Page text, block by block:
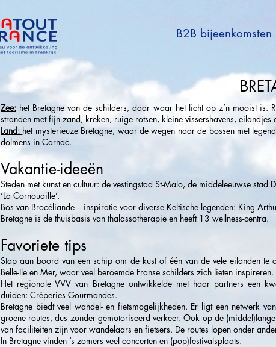
B2B bijeenkomsten
Zee: het Bretagne van de schilders, daar waar het licht op z’n mooist
stranden met fijn zand, kreken, ruige rotsen, kleine vissershavens, eilandjes
Land: het mysterieuze Bretagne, waar de wegen naar de bossen met
dolmens in Carnac.
Vakantie-ideeën
Steden met kunst en cultuur: de vestingstad St-Malo, de middeleeuwse
‘La Cornouaille’.
Bos van Brocéliande – inspiratie voor diverse Keltische legenden: King
Bretagne is de thuisbasis van thalassotherapie en heeft 13 wellness-centra.
Favoriete tips
Stap aan boord van een schip om de kust of één van de vele eilanden
Belle-Ile en Mer, waar veel beroemde Franse schilders zich lieten inspireren.
Het regionale VVV van Bretagne ontwikkelde met haar partners een
duiden: Crêperies Gourmandes.
Bretagne biedt veel wandel- en fietsmogelijkheden. Er ligt een netwerk
groene routes, dus zonder gemotoriseerd verkeer. Ook op de
van faciliteiten zijn voor wandelaars en fietsers. De routes lopen onder
In Bretagne vinden ’s zomers veel concerten en (pop)festivalsplaats.